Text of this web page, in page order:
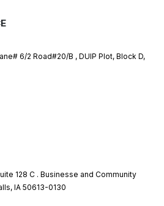
6/2 Road#20/B , DUIP Plot, Block D,
128 C . Businesse and Community
IA 50613-0130